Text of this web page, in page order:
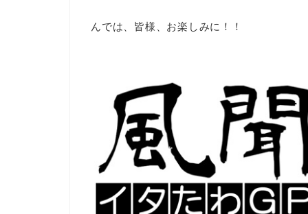
んでは、皆様、お楽しみに！！